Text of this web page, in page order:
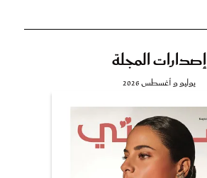
إصدارات المجلة
يوليو و أغسطس 2026